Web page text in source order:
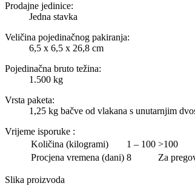
Prodajne jedinice:
Jedna stavka
Veličina pojedinačnog pakiranja:
6,5 x 6,5 x 26,8 cm
Pojedinačna bruto težina:
1.500 kg
Vrsta paketa:
1,25 kg bačve od vlakana s unutarnjim
Vrijeme isporuke :
Količina (kilogrami)
1 – 100 >100
Procjena vremena (dani) 8 Za
Slika proizvoda